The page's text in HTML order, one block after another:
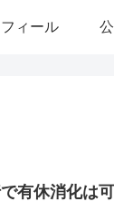
ィール
有休消化は